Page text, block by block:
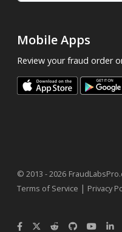
Mobile Apps
Review your fraud order
© 2013 - 2026
Terms of Service | Privacy